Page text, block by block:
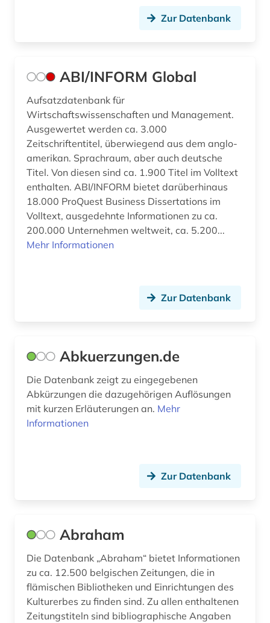
bibliothek (30)
bibliotheken (3)
bibliotheksbenutzung (1)
bibliotheksbestand (2)
bibliothekskatalog (2)
bibliothekskatalog plus (1)
bibliothèque royale albert i. (2)
bilanz (1)
bild (7)
bildende kunst (1)
bilder (1)
bildliche darstellung (1)
bildnis (4)
Zur Datenbank
ABI/INFORM Global
Aufsatzdatenbank für
Wirtschaftswissenschaften und Management.
Ausgewertet werden ca. 3.000
Zeitschriftentitel, überwiegend aus dem anglo-
amerikan. Sprachraum, aber auch deutsche
Titel. Von diesen sind ca. 1.900 Titel im Volltext
enthalten. ABI/INFORM bietet darüberhinaus
18.000 ProQuest Business Dissertations im
Volltext, ausgedehnte Informationen zu ca.
200.000 Unternehmen weltweit, ca. 5.200...
Mehr Informationen
Zur Datenbank
Abkuerzungen.de
Die Datenbank zeigt zu eingegebenen
Abkürzungen die dazugehörigen Auflösungen
mit kurzen Erläuterungen an. Mehr
Informationen
Zur Datenbank
Abraham
Die Datenbank „Abraham“ bietet Informationen
zu ca. 12.500 belgischen Zeitungen, die in
flämischen Bibliotheken und Einrichtungen des
Kulturerbes zu finden sind. Zu allen enthaltenen
Zeitungstiteln sind bibliographische Angaben